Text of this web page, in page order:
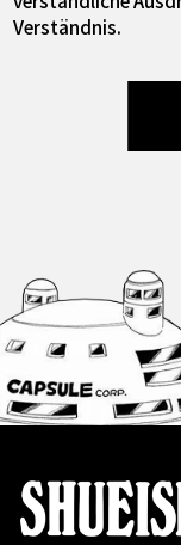
Verständnis.